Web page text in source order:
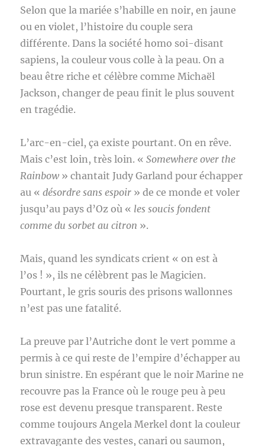
Selon que la mariée s’habille en noir, en jaune
ou en violet, l’histoire du couple sera
différente. Dans la société homo soi-disant
sapiens, la couleur vous colle à la peau. On a
beau être riche et célèbre comme Michaël
Jackson, changer de peau finit le plus souvent
en tragédie.
L’arc-en-ciel, ça existe pourtant. On en rêve.
Mais c’est loin, très loin. «Somewhere over the
Rainbow » chantait Judy Garland pour échapper
au «désordre sans espoir » de ce monde et voler
jusqu’au pays d’Oz où « les soucis fondent
comme du sorbet au citron ».
Mais, quand les syndicats crient « on est à
l’os ! », ils ne célèbrent pas le Magicien.
Pourtant, le gris souris des prisons wallonnes
n’est pas une fatalité.
La preuve par l’Autriche dont le vert pomme a
permis à ce qui reste de l’empire d’échapper au
brun sinistre. En espérant que le noir Marine ne
recouvre pas la France où le rouge peu à peu
rose est devenu presque transparent. Reste
comme toujours Angela Merkel dont la couleur
extravagante des vestes, canari ou saumon,